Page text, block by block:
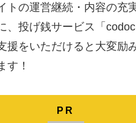
トの運営継続・内容の充
、投げ銭サービス「
援をいただけると大変励
す！
PR